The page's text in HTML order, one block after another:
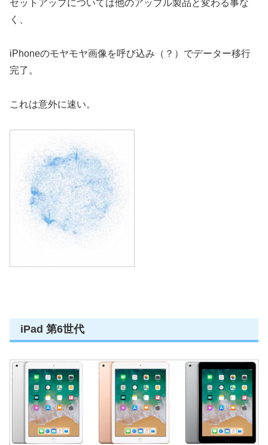
セットアップについては他のアップル製品と変わる事な
く、
iPhoneのモヤモヤ画像を呼び込み（？）でデーター移行
完了。
これは意外に速い。
iPad 第6世代